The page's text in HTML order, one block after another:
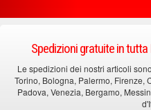
Spedizioni gratuite in
Le spedizioni dei nostri articoli
Torino, Bologna, Palermo, Firenze,
Padova, Venezia, Bergamo,